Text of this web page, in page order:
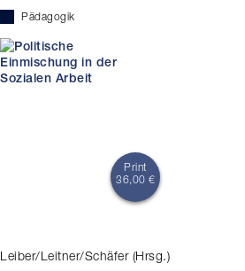
Pädagogik
Print
36,00 €
Leiber/Leitner/Schäfer (Hrsg.)